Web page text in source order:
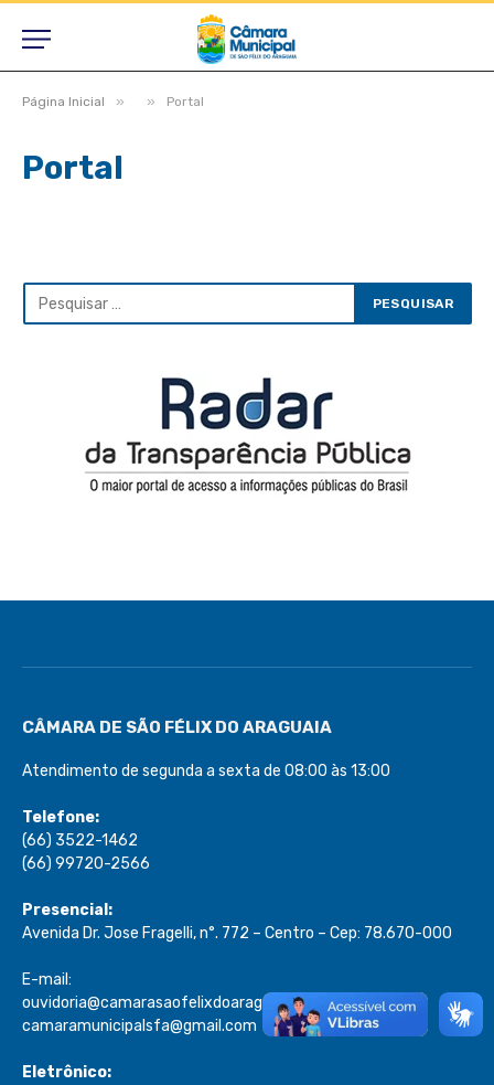
Página Inicial » » Portal
Portal
CÂMARA DE SÃO FÉLIX DO ARAGUAIA
Atendimento de segunda a sexta de 08:00 às 13:00
Telefone:
(66) 3522-1462
(66) 99720-2566
Presencial:
Avenida Dr. Jose Fragelli, n°. 772 – Centro – Cep: 78.670-000
E-mail:
ouvidoria@camarasaofelixdoaraguaia.mt.gov.br
camaramunicipalsfa@gmail.com
Eletrônico: